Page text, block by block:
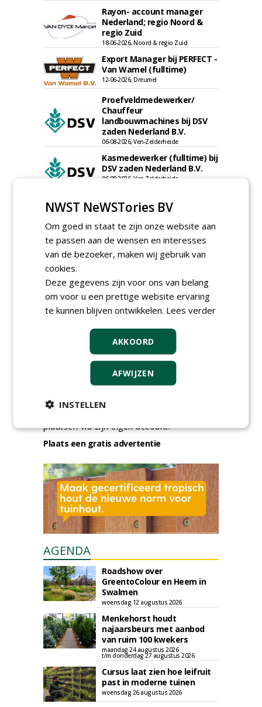
Rayon- account manager
Nederland; regio Noord &
regio Zuid
18-06-2026, Noord & regio Zuid
Export Manager bij PERFECT -
Van Wamel (fulltime)
12-06-2026, Dreumel
Proefveldmedewerker/
Chauffeur
landbouwmachines bij DSV
zaden Nederland B.V.
06-08-2026, Ven-Zelderheide
Kasmedewerker (fulltime) bij
DSV zaden Nederland B.V.
06-08-2026, Ven-Zelderheide
Boomtotaalzorg32-40 uur
Boominspecteur bij
Boomtotaalzorg24-40 uur
30-07-2026, Schalkwijk
meer Groene Banen
plaatsen via zijn eigen account.
Plaats een gratis advertentie
AGENDA
Roadshow over
GreentoColour en Heem in
Swalmen
woensdag 12 augustus 2026
Menkehorst houdt
najaarsbeurs met aanbod
van ruim 100 kwekers
maandag 24 augustus 2026
t/m donderdag 27 augustus 2026
Cursus laat zien hoe leifruit
past in moderne tuinen
woensdag 26 augustus 2026
NWST NeWSTories BV
Om goed in staat te zijn onze website aan
te passen aan de wensen en interesses
van de bezoeker, maken wij gebruik van
cookies.
Deze gegevens zijn voor ons van belang
om voor u een prettige website ervaring
te kunnen blijven ontwikkelen. Lees verder
AKKOORD
AFWIJZEN
INSTELLEN